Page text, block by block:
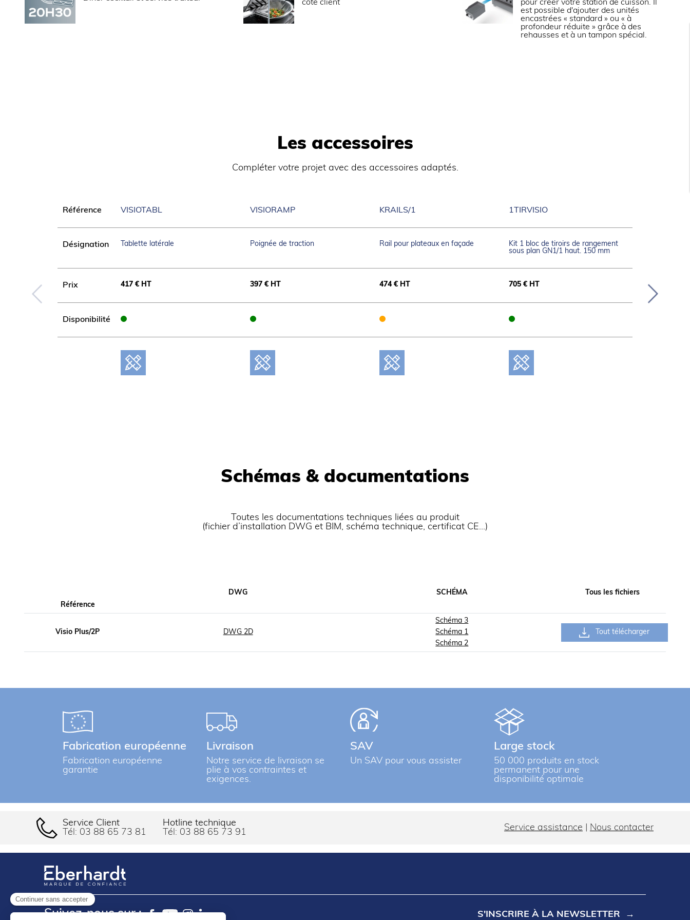
Continuer sans accepter
Température de fonctionnement comprise entre +2 et +6 °C.
Equipé d’une extraction incorporée avec traitement de l’air (anti-
Zone de stockage sous plan de travail pour la platerie ou des
Construction en acier inox.
Aspiration motorisée à 4 vitesses réglables.
Manutention aisée à l’aide des 4 roulettes pivotantes (dont 2 avec
côté client
pour créer votre station de cuisson. Il
est possible d'ajouter des unités
encastrées « standard » ou « à
profondeur réduite » grâce à des
rehausses et à un tampon spécial.
Les accessoires
Compléter votre projet avec des accessoires adaptés.
Référence
Désignation
Prix
Disponibilité
VISIOTABL
Tablette latérale
417 € HT
VISIORAMP
Poignée de traction
397 € HT
KRAILS/1
Rail pour plateaux en façade
474 € HT
1TIRVISIO
Kit 1 bloc de tiroirs de rangement
sous plan GN1/1 haut. 150 mm
705 € HT 865 € HT
Schémas & documentations
Toutes les documentations techniques liées au produit
(fichier d’installation DWG et BIM, schéma technique, certificat CE…)
Référence
DWG SCHÉMA Tous les fichiers
Visio Plus/2P DWG 2D
Schéma 3
Schéma 1
Schéma 2
Tout télécharger
Fabrication européenne
Fabrication européenne
garantie
Livraison
Notre service de livraison se
plie à vos contraintes et
exigences.
SAV
Un SAV pour vous assister
Large stock
50 000 produits en stock
permanent pour une
disponibilité optimale
Service Client
Tél: 03 88 65 73 81
Hotline technique
Tél: 03 88 65 73 91 Service assistance Nous contacter
Suivez-nous sur : S'INSCRIRE À LA NEWSLETTER